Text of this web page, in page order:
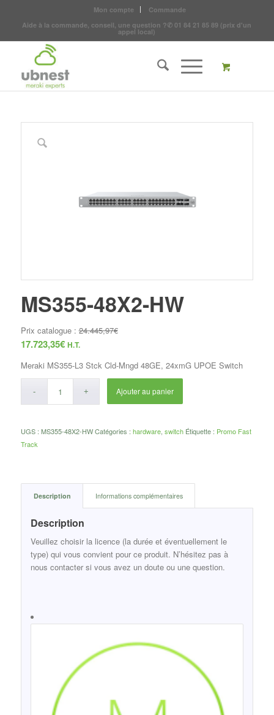
Mon compte
Commande
Aide à la commande, conseil, une question ?✆ 01 84 21 85 89 (prix d'un
appel local)
MS355-48X2-HW
Prix catalogue :24.445,97€
17.723,35€ H.T.
Meraki MS355-L3 Stck Cld-Mngd 48GE, 24xmG UPOE Switch
Ajouter au panier
UGS : MS355-48X2-HW Catégories : hardware, switch Étiquette : Promo Fast
Track
Description Informations complémentaires
Description
Veuillez choisir la licence (la durée et éventuellement le
type) qui vous convient pour ce produit. N’hésitez pas à
nous contacter si vous avez un doute ou une question.